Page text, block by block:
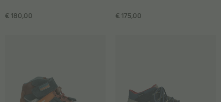
€ 180,00 € 175,00